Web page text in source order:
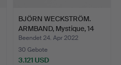
BJÖRN WECKSTRÖM.
ARMBAND, Mystique, 14
Kar…
Beendet 24. Apr 2022
30 Gebote
3.121 USD